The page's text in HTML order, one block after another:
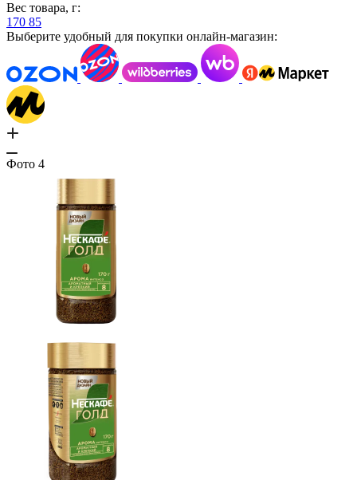
Вес товара, г:
170 85
Выберите удобный для покупки онлайн-магазин:
Фото 4